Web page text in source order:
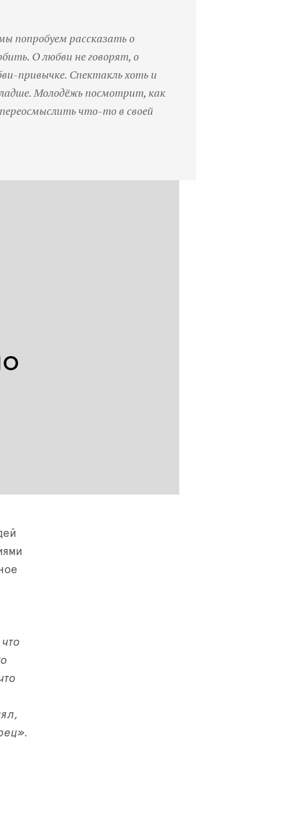
попробуем рассказатьо
. Олюбви неговорят, о
-привычке. Спектакльхоть и
.Молодёжь посмотрит, как
переосмыслитьчто-тов своей